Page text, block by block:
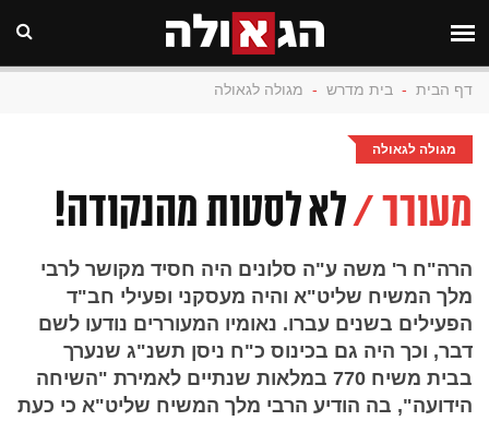
דף הבית - בית מדרש - מגולה לגאולה
מגולה לגאולה
מעורר / לא לסטות מהנקודה!
הרה"ח ר' משה ע"ה סלונים היה חסיד מקושר לרבי
מלך המשיח שליט"א והיה מעסקני ופעילי חב"ד
הפעילים בשנים עברו. נאומיו המעוררים נודעו לשם
דבר, וכך היה גם בכינוס כ"ח ניסן תשנ"ג שנערך
בבית משיח 770 במלאות שנתיים לאמירת "השיחה
הידועה", בה הודיע הרבי מלך המשיח שליט"א כי כעת